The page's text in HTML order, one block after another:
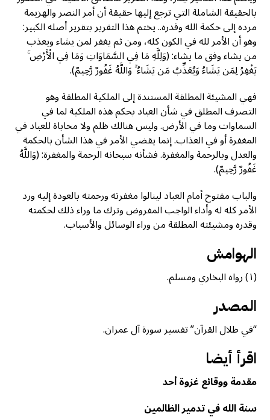
بالحقيقة الشاملة التي ترجع إليها حقيقة أن أمر النصر والهزيمة
مرده إلى حكمة الله وقدره.. يختم هذا التقرير بتقرير أصله الكبير:
وهو أن الأمر لله في الكون كله، ومن ثم يغفر لمن يشاء ويعذب
من يشاء وفق ما يشاء: (وَلِلَّهِ مَا فِي السَّمَاوَاتِ وَمَا فِي الْأَرْضِ ۚ
يَغْفِرُ لِمَن يَشَاءُ وَيُعَذِّبُ مَن يَشَاءُ ۚ وَاللَّهُ غَفُورٌ رَّحِيمٌ).
فهي المشيئة المطلقة المستندة إلى الملكية المطلقة وهو
التصرف المطلق في شأن العباد بحكم هذه الملكية لما في
السماوات وما في الأرض. وليس هنالك ظلم ولا محاباة للعباد في
المغفرة أو في العذاب. إنما يقضي الأمر في هذا الشأن بالحكمة
والعدل وبالرحمة والمغفرة. فشأنه سبحانه الرحمة والمغفرة: (وَاللَّهُ
غَفُورٌ رَّحِيمٌ).
والباب مفتوح أمام العباد لينالوا مغفرته ورحمته بالعودة إليه ورد
الأمر كله له وأداء الواجب المفروض وترك ما وراء ذلك لحكمته
وقدره ومشيئته المطلقة من وراء الوسائل والأسباب.
الهوامش
(١) رواه البخاري ومسلم.
المصدر
“في ظلال القرآن” تفسير سورة آل عمران.
اقرأ أيضا
مقدمة ووقائع غزوة أحد
سنة الله في تدمير الظالمين